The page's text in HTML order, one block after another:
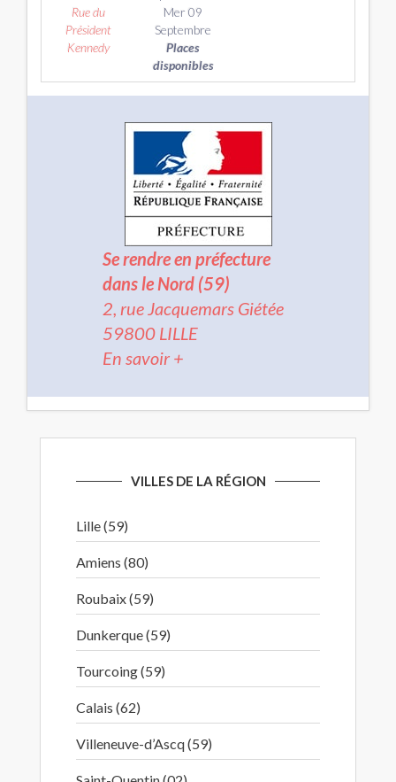
Rue du
Président
Kennedy
Mer 09
Septembre
Places
disponibles
Se rendre en préfecture
dans le Nord (59)
2, rue Jacquemars Giétée
59800 LILLE
En savoir +
VILLES DE LA RÉGION
Lille (59)
Amiens (80)
Roubaix (59)
Dunkerque (59)
Tourcoing (59)
Calais (62)
Villeneuve-d’Ascq (59)